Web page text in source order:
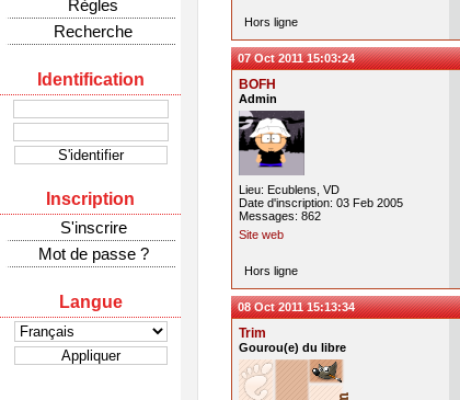
Règles
Recherche
Identification
Inscription
S'inscrire
Mot de passe ?
Langue
Hors ligne
07 Oct 2011 15:03:24
BOFH
Admin
Lieu: Ecublens, VD
Date d'inscription: 03 Feb 2005
Messages: 862
Site web
Hors ligne
08 Oct 2011 15:13:34
Trim
Gourou(e) du libre